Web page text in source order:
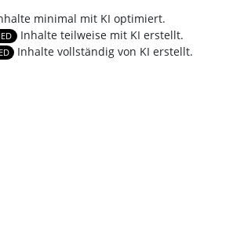
minimal mit KI optimiert.
Inhalte teilweise mit KI erstellt.
Inhalte vollständig von KI erstellt.